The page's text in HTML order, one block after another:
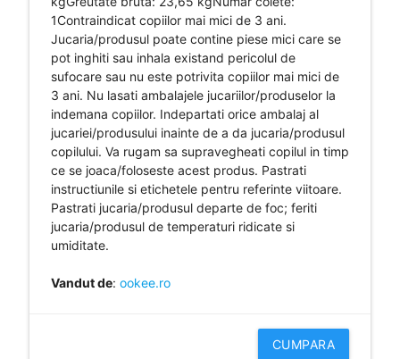
1Contraindicat copiilor mai mici de 3 ani.
Jucaria/produsul poate contine piese mici care se
pot inghiti sau inhala existand pericolul de
sufocare sau nu este potrivita copiilor mai mici de
3 ani. Nu lasati ambalajele jucariilor/produselor la
indemana copiilor. Indepartati orice ambalaj al
jucariei/produsului inainte de a da jucaria/produsul
copilului. Va rugam sa supravegheati copilul in timp
ce se joaca/foloseste acest produs. Pastrati
instructiunile si etichetele pentru referinte viitoare.
Pastrati jucaria/produsul departe de foc; feriti
jucaria/produsul de temperaturi ridicate si
umiditate.
Vandut de: ookee.ro
CUMPARA